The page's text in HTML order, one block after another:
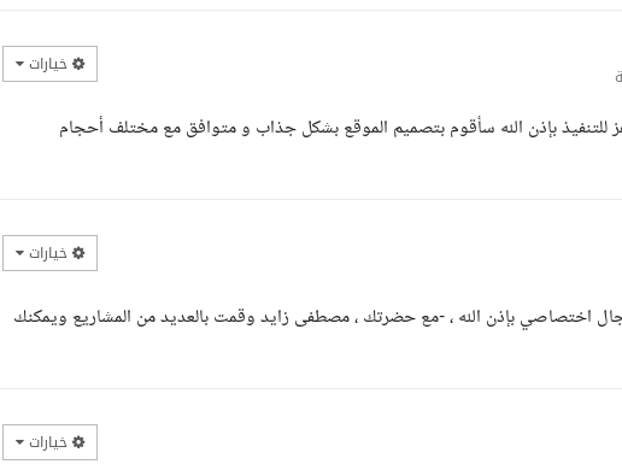
خيارات
بإذن الله سأقوم بتصميم الموقع بشكل جذاب و متوافق مع مختلف أحجام
خيارات
اختصاصي بإذن الله ، -مع حضرتك ، مصطفى زايد وقمت بالعديد من المشاريع ويمكنك
خيارات